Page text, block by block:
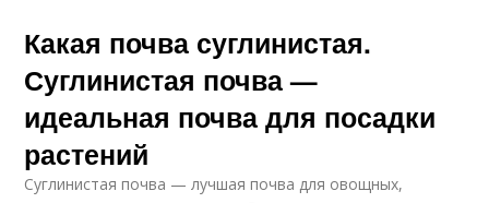
Какая почва суглинистая.
Суглинистая почва —
идеальная почва для посадки
растений
Суглинистая почва — лучшая почва для овощных,